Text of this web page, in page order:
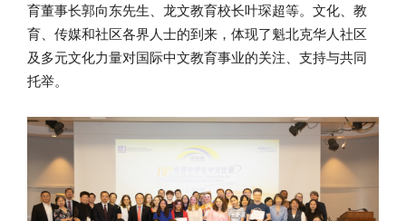
育董事长郭向东先生、龙文教育校长叶琛超等。文化、教
育、传媒和社区各界人士的到来，体现了魁北克华人社区
及多元文化力量对国际中文教育事业的关注、支持与共同
托举。